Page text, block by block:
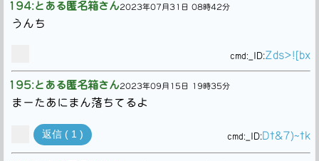
194:とある匿名箱さん2023年07月31日 08時42分
うんち
cmd: _ID:Zds>![bx
195:とある匿名箱さん2023年09月15日 19時35分
まーたあにまん落ちてるよ
返信 ( 1 ) cmd: _ID:Dt&7)~tk